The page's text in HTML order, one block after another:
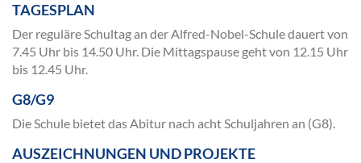
TAGESPLAN
Der reguläre Schultag an der Alfred-Nobel-Schule dauert von
7.45 Uhr bis 14.50 Uhr. Die Mittagspause geht von 12.15 Uhr
bis 12.45 Uhr.
G8/G9
Die Schule bietet das Abitur nach acht Schuljahren an (G8).
AUSZEICHNUNGEN UND PROJEKTE